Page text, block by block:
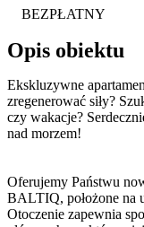
BEZPŁATNY
Opis obiektu
Ekskluzywne
zregenerować siły?
czy wakacje?
nad morzem!
Oferujemy Państwu
BALTIQ, położone na
Otoczenie zapewnia